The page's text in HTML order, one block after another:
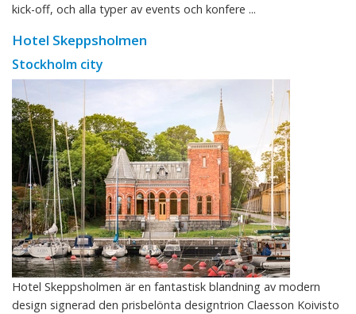
kick-off, och alla typer av events och konfere ...
Hotel Skeppsholmen
Stockholm city
Hotel Skeppsholmen är en fantastisk blandning av modern
design signerad den prisbelönta designtrion Claesson Koivisto